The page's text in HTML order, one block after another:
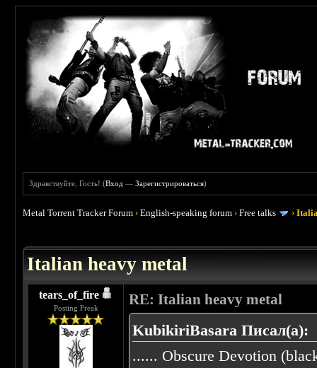
Здравствуйте, Гость! (Вход —Зарегистрироваться)
Metal Torrent Tracker Forum ›English-speaking forum ›Free talks ›
Italian heavy metal
tears_of_fire
Posting Freak
RE: Italian heavy metal
KubikiriBasara Писал(а):
...... Obscure Devotion